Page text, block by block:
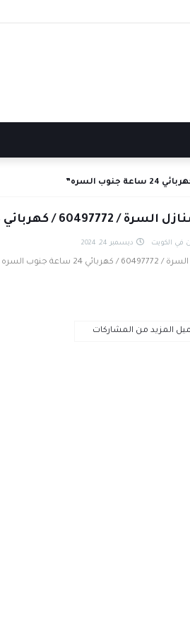
/ كهربائي 24 ساعة جنوب السره
في الكويت ديسمبر 24, 2024
كهربائي منازل السرة /
المزيد من المشاركات